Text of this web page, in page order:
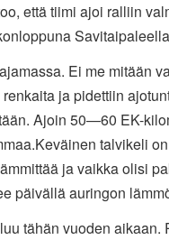
että tiimi ajoi ralliin
Ei me mitään
renkaita ja pidettiin
Ajoin 50—60 EK-
Keväinen talvikeli
ja vaikka olisi
päivälläauringon
tähän vuoden aikaan.